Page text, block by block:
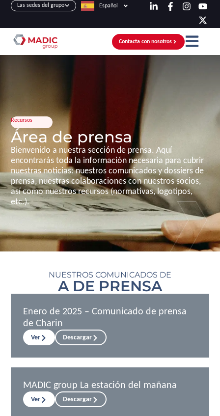
Las sedes del grupo Español
Contacta con nosotros
Recursos
Área de prensa
Bienvenido a nuestra sección de prensa. Aquí
encontrarás toda la información necesaria para cubrir
nuestras noticias: nuestros comunicados y dossiers de
prensa, nuestras colaboraciones con nuestros socios,
así como nuestros recursos (normativas, logotipos,
etc.).
NUESTROS COMUNICADOS DE
A DE PRENSA
Enero de 2025 – Comunicado de prensa
de Charin
Ver Descargar
MADIC group La estación del mañana
Ver Descargar